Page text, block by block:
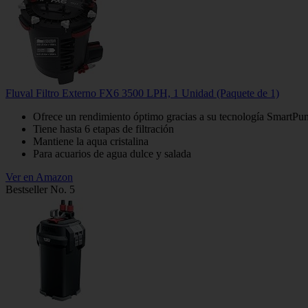
Fluval Filtro Externo FX6 3500 LPH, 1 Unidad (Paquete de 1)
Ofrece un rendimiento óptimo gracias a su tecnología
Tiene hasta 6 etapas de filtración
Mantiene la aqua cristalina
Para acuarios de agua dulce y salada
Ver en Amazon
Bestseller No. 5